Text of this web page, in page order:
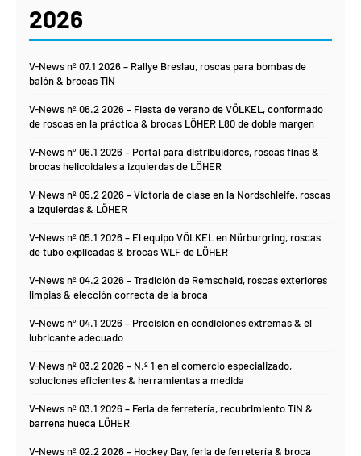
2026
V-News nº 07.1 2026 – Rallye Breslau, roscas para bombas de
balón & brocas TiN
V-News nº 06.2 2026 – Fiesta de verano de VÖLKEL, conformado
de roscas en la práctica & brocas LÖHER L80 de doble margen
V-News nº 06.1 2026 – Portal para distribuidores, roscas finas &
brocas helicoidales a izquierdas de LÖHER
V-News nº 05.2 2026 – Victoria de clase en la Nordschleife, roscas
a izquierdas & LÖHER
V-News nº 05.1 2026 – El equipo VÖLKEL en Nürburgring, roscas
de tubo explicadas & brocas WLF de LÖHER
V-News nº 04.2 2026 – Tradición de Remscheid, roscas exteriores
limpias & elección correcta de la broca
V-News nº 04.1 2026 – Precisión en condiciones extremas & el
lubricante adecuado
V-News nº 03.2 2026 – N.º 1 en el comercio especializado,
soluciones eficientes & herramientas a medida
V-News nº 03.1 2026 – Feria de ferretería, recubrimiento TiN &
barrena hueca LÖHER
V-News nº 02.2 2026 – Hockey Day, feria de ferretería & broca